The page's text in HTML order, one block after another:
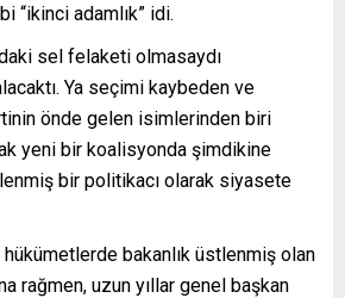
“ikinci adamlık” idi.
sel felaketi olmasaydı
Ya seçimi kaybeden ve
önde gelen isimlerinden biri
yeni bir koalisyonda şimdikine
bir politikacı olarak siyasete
bakanlık üstlenmiş olan
rağmen, uzun yıllar genel başkan